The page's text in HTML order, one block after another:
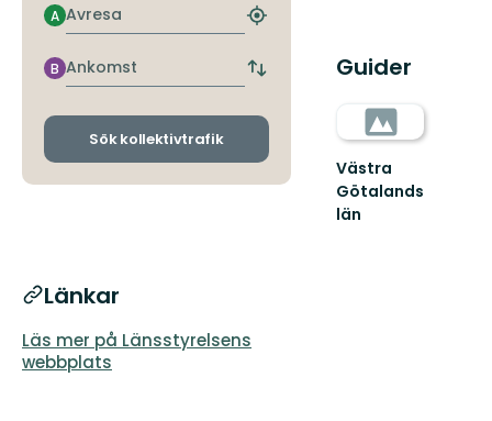
Avresa
A
Hitta
hållplats
Ankomst
B
Byt
och
ankomsthållplatser
Sök kollektivtrafik
Länkar
Läs mer på Länsstyrelsens
webbplats
Guider
Västra
Götalands
län